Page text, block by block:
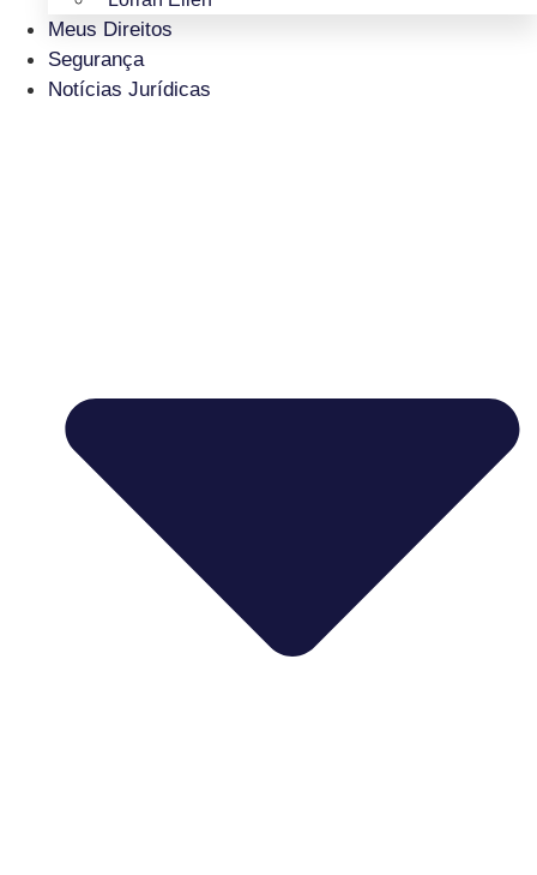
Meus Direitos
Segurança
Notícias Jurídicas